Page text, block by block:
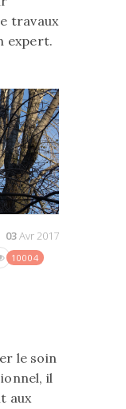
travaux
expert.
10004
03Avr 2017
le soin
il
aux